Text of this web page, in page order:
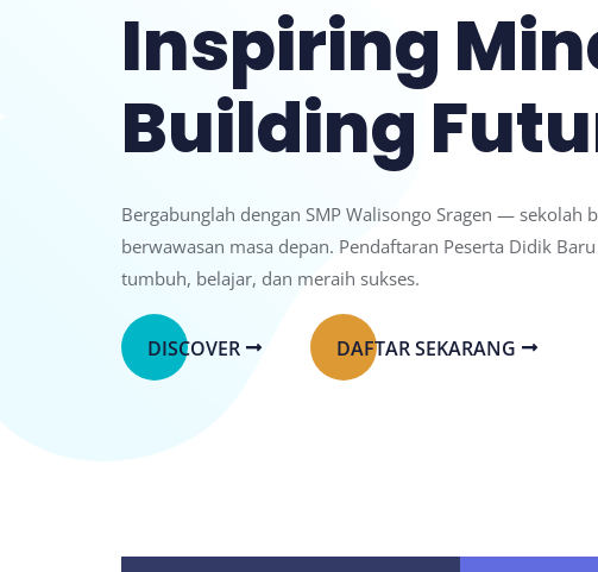
Inspiring
Building
Bergabunglah dengan SMP Walisongo Sragen — sekolah
berwawasan masa depan. Pendaftaran Peserta Didik
tumbuh, belajar, dan meraih sukses.
DISCOVER DAFTAR SEKARANG